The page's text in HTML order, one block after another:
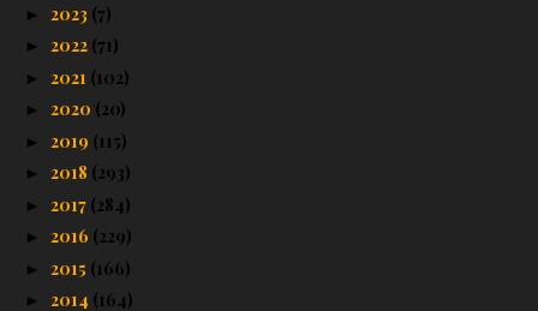
► 2023 (7)
► 2022 (71)
► 2021 (102)
► 2020 (20)
► 2019 (115)
► 2018 (293)
► 2017 (284)
► 2016 (229)
► 2015 (166)
► 2014 (164)